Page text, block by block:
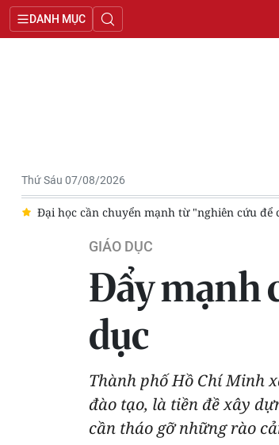
DANH MỤC
Thứ Sáu 07/08/2026
"nghiên cứu để công bố" sang tạo sản phẩm
GIÁO DỤC
Đẩy mạnh
dục
Thành phố Hồ Chí Minh
đào tạo, là tiền đề xây
cần tháo gỡ những rào